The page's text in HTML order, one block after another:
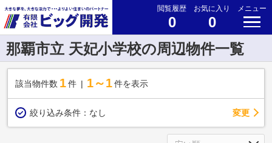
閲覧履歴
0
お気に入り
0
メニュー
那覇市立 天妃小学校の周辺物件一覧
該当物件数 1件 1～1 件を表示
絞り込み条件： なし 変更